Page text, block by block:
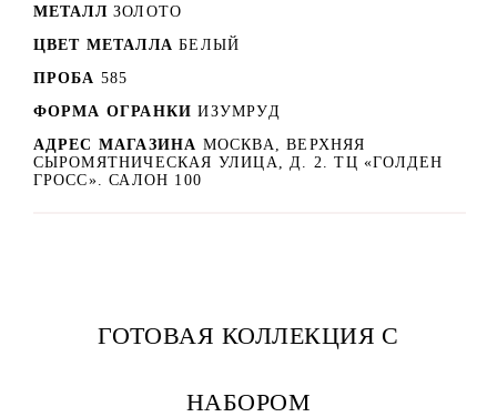
МЕТАЛЛ ЗОЛОТО
ЦВЕТ МЕТАЛЛА БЕЛЫЙ
ПРОБА 585
ФОРМА ОГРАНКИ ИЗУМРУД
АДРЕС МАГАЗИНА МОСКВА, ВЕРХНЯЯ
СЫРОМЯТНИЧЕСКАЯ УЛИЦА, Д. 2. ТЦ «ГОЛДЕН
ГРОСС». САЛОН 100
ГОТОВАЯ КОЛЛЕКЦИЯ С
НАБОРОМ